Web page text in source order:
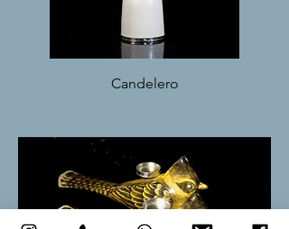
Candelero